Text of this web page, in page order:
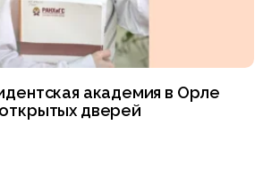
академия в Орле
дверей